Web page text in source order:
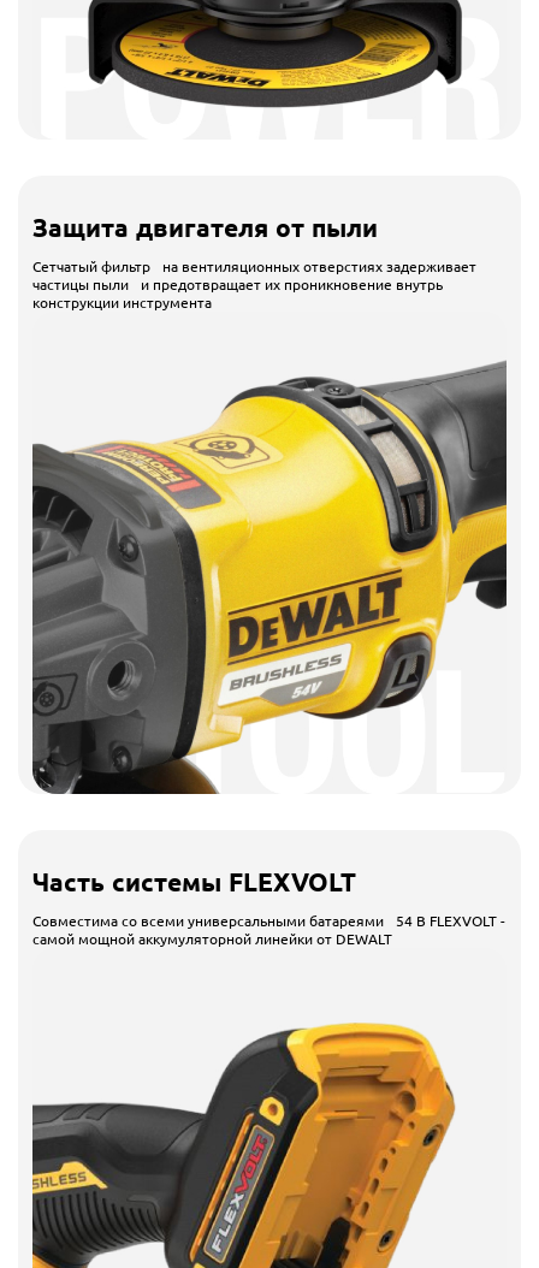
Защита двигателя от пыли
Сетчатый фильтр на вентиляционных отверстиях задерживает
частицы пыли и предотвращает их проникновение внутрь
конструкции инструмента
Часть системы FLEXVOLT
Совместима со всеми универсальными батареями 54 В FLEXVOLT -
самой мощной аккумуляторной линейки от DEWALT